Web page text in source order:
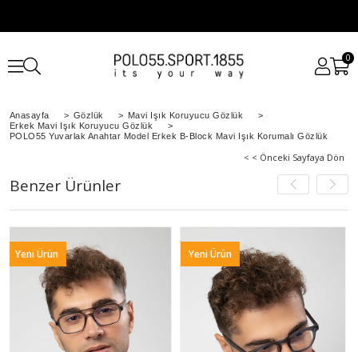
0
Anasayfa > Gözlük > Mavi Işık Koruyucu Gözlük
>
Erkek Mavi Işık Koruyucu Gözlük
>
POLO55 Yuvarlak Anahtar Model Erkek B-Block Mavi Işık Korumalı Gözlük
< < Önceki Sayfaya Dön
Benzer Ürünler
Yeni Ürün